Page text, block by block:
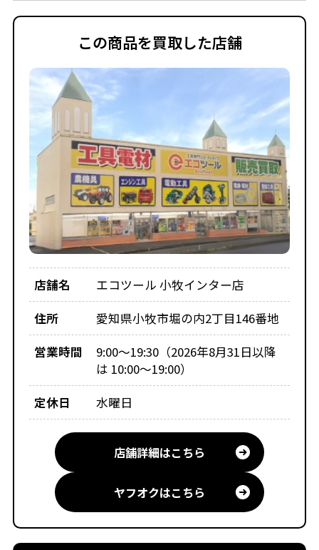
この商品を買取した店舗
店舗名
エコツール 小牧インター店
住所
愛知県小牧市堀の内2丁目146番地
営業時間
9:00～19:30（2026年8月31日以降
は 10:00～19:00）
定休日
水曜日
店舗詳細はこちら
ヤフオクはこちら